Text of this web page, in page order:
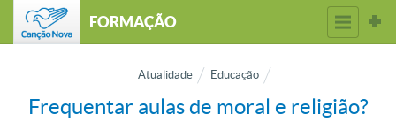
FORMAÇÃO
Atualidade Educação
Frequentar aulas de moral e religião?